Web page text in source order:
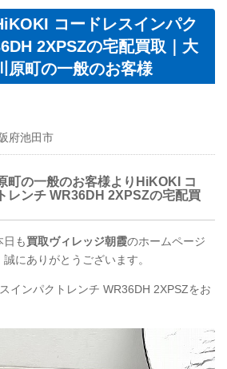
コードレスインパク
2XPSZの宅配買取｜大
原町の一般のお客様
府池田市
町の一般のお客様よりHiKOKI コ
レンチ WR36DH 2XPSZの宅配買
日も買取ヴィレッジ朝霞のホームページ
にありがとうございます。
インパクトレンチ WR36DH 2XPSZをお